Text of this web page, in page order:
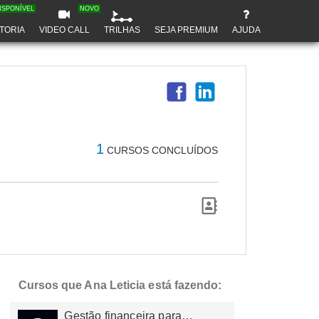
VIDEO CALL
NOVO
TRILHAS SEJA PREMIUM AJUDA
1 CURSOS CONCLUÍDOS
Cursos que Ana Leticia está fazendo:
Gestão financeira para